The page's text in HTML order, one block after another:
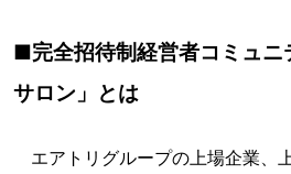
■完全招待制経営者コミュニ
サロン」とは
エアトリグループの上場企業、